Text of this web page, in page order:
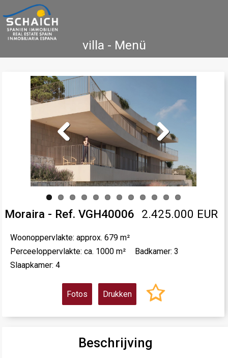
villa - Menü
Home Costa Blanca
Nieuwbouw Informatie
Referenties
Contact
Previous Next
Moraira - Ref. VGH40006 2.425.000 EUR
Woonoppervlakte: approx. 679 m²
Perceeloppervlakte: ca. 1000 m²
Badkamer: 3
Slaapkamer: 4
Fotos Drukken
Beschrijving